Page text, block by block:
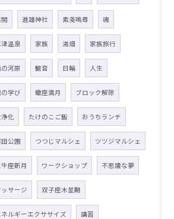
進雄神社 素戔嗚尊 魂
温泉 家族 湯畑 家族旅行
の河原 観音 日輪 人生
学び 蠍座満月 ブロック解除
化 たけのこご飯 おうちランチ
公園 つつじマルシェ ツツジマルシェ
座新月 ワークショップ 不思議な夢
ッサージ 双子座木星期
ネルギーエクササイズ 講習